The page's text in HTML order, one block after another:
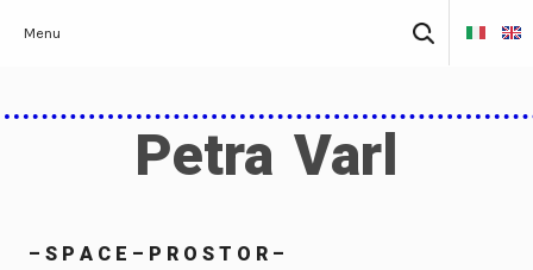
Menu
Petra Varl
– S P A C E – P R O S T O R –